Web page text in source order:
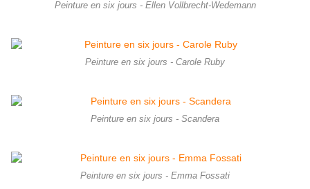
Peinture en six jours - Ellen Vollbrecht-Wedemann
Peinture en six jours - Carole Ruby
Peinture en six jours - Scandera
Peinture en six jours - Emma Fossati